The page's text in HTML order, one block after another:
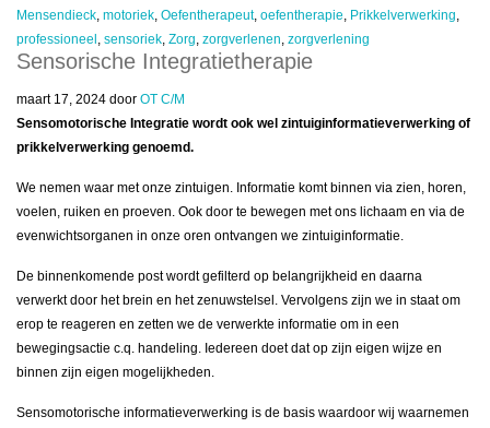
Mensendieck, motoriek, Oefentherapeut, oefentherapie, Prikkelverwerking,
professioneel , sensoriek, Zorg, zorgverlenen, zorgverlening
Sensorische Integratietherapie
maart 17, 2024 door OT C/M
Sensomotorische Integratie wordt ook wel zintuiginformatieverwerking of
prikkelverwerking genoemd.
We nemen waar met onze zintuigen. Informatie komt binnen via zien, horen,
voelen, ruiken en proeven. Ook door te bewegen met ons lichaam en via de
evenwichtsorganen in onze oren ontvangen we zintuiginformatie.
De binnenkomende post wordt gefilterd op belangrijkheid en daarna
verwerkt door het brein en het zenuwstelsel. Vervolgens zijn we in staat om
erop te reageren en zetten we de verwerkte informatie om in een
bewegingsactie c.q. handeling. Iedereen doet dat op zijn eigen wijze en
binnen zijn eigen mogelijkheden.
Sensomotorische informatieverwerking is de basis waardoor wij waarnemen